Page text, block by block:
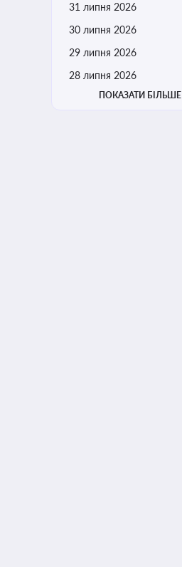
31 липня 2026
30 липня 2026
29 липня 2026
28 липня 2026
ПОКАЗАТИ БІЛЬШЕ